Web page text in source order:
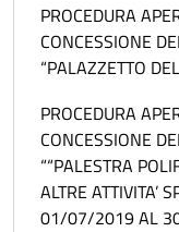
PROCEDURA
CONCESSIONE
“PALAZZETTO
PROCEDURA
CONCESSIONE
““PALESTRA
ALTRE ATTIVITA’
01/07/2019 AL